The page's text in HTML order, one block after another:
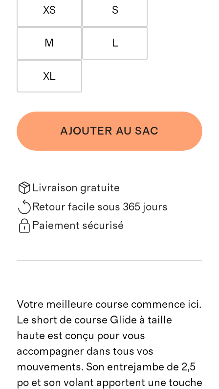
XS S
M L
XL
AJOUTER AU SAC
Livraison gratuite
Retour facile sous 365 jours
Paiement sécurisé
Votre meilleure course commence ici.
Le short de course Glide à taille
haute est conçu pour vous
accompagner dans tous vos
mouvements. Son entrejambe de 2,5
po et son volant apportent une touche